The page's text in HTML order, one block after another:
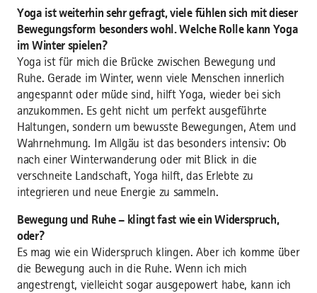
Yoga ist weiterhin sehr gefragt, viele fühlen sich mit dieser
Bewegungsform besonders wohl. Welche Rolle kann Yoga
im Winter spielen?
Yoga ist für mich die Brücke zwischen Bewegung und
Ruhe. Gerade im Winter, wenn viele Menschen innerlich
angespannt oder müde sind, hilft Yoga, wieder bei sich
anzukommen. Es geht nicht um perfekt ausgeführte
Haltungen, sondern um bewusste Bewegungen, Atem und
Wahrnehmung. Im Allgäu ist das besonders intensiv: Ob
nach einer Winterwanderung oder mit Blick in die
verschneite Landschaft, Yoga hilft, das Erlebte zu
integrieren und neue Energie zu sammeln.
Bewegung und Ruhe – klingt fast wie ein Widerspruch,
oder?
Es mag wie ein Widerspruch klingen. Aber ich komme über
die Bewegung auch in die Ruhe. Wenn ich mich
angestrengt, vielleicht sogar ausgepowert habe, kann ich